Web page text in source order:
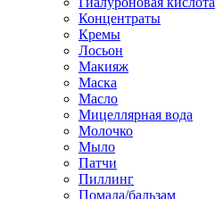
Концентраты
Кремы
Лосьон
Макияж
Маска
Масло
Мицеллярная вода
Молочко
Мыло
Патчи
Пиллинг
Помада/бальзам